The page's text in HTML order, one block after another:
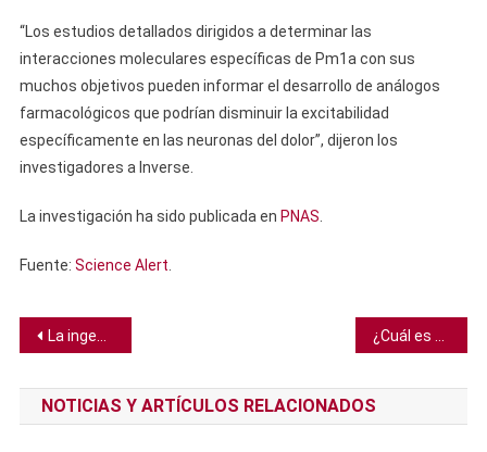
“Los estudios detallados dirigidos a determinar las
interacciones moleculares específicas de Pm1a con sus
muchos objetivos pueden informar el desarrollo de análogos
farmacológicos que podrían disminuir la excitabilidad
específicamente en las neuronas del dolor”, dijeron los
investigadores a Inverse.
La investigación ha sido publicada en PNAS
Fuente: Science Alert
Navegación
de
entradas
La ingesta regular de vitamina D y omega 3 reduce el riesgo de enfermedad autoinmune
NOTICIAS Y ARTÍCULOS RELACIONADOS